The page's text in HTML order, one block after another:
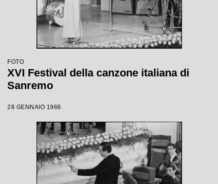
FOTO
XVI Festival della canzone italiana di
Sanremo
28 GENNAIO 1966